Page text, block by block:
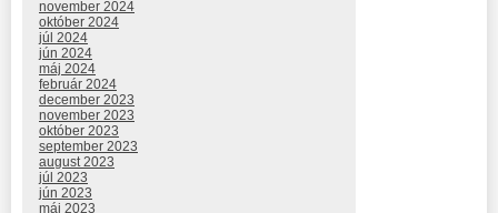
november 2024
október 2024
júl 2024
jún 2024
máj 2024
február 2024
december 2023
november 2023
október 2023
september 2023
august 2023
júl 2023
jún 2023
máj 2023